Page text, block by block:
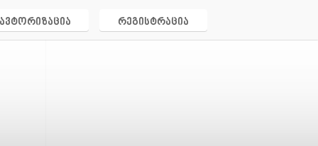
ავტორიზაცია რეგისტრაცია